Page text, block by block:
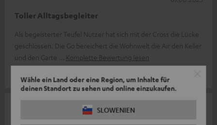
Wähle ein Land oder eine Region, um Inhalte für
deinen Standort zu sehen und online einzukaufen.
SLOWENIEN
Toller Alltagsbegleiter
Als begeisterter Teufel Nutzer hat sich mit der Cross die Lücke
geschlossen. Die Go bereichert die Wohnwelt die Air den Keller
und den Garte
Komplette Bewertung lesen